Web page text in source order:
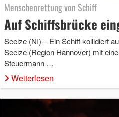
Menschenrettung von Schiff
Auf Schiffsbrücke
Seelze (NI) – Ein Schiff kollidiert
Seelze (Region Hannover) mit
Steuermann …
Weiterlesen